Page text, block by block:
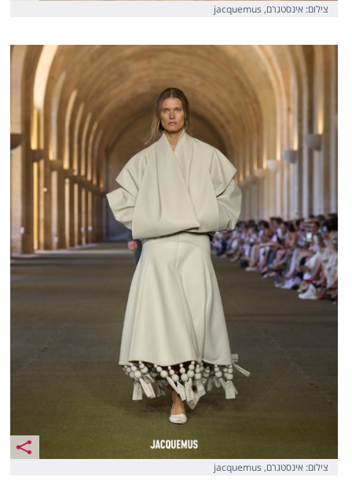
צילום: אינסטגרם, jacquemus
צילום: אינסטגרם, jacquemus